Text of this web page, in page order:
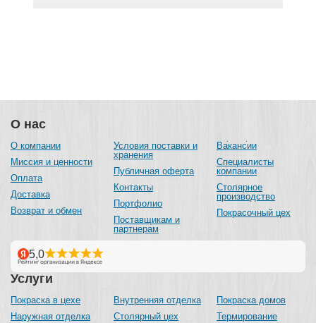
О нас
О компании
Миссия и ценности
Оплата
Доставка
Возврат и обмен
Условия поставки и
хранения
Публичная оферта
Контакты
Портфолио
Поставщикам и
партнерам
Вакансии
Специалисты
компании
Столярное
производство
Покрасочный цех
Услуги
Покраска в цехе
Наружная отделка
Внутренняя отделка
Столярный цех
Покраска домов
Термирование